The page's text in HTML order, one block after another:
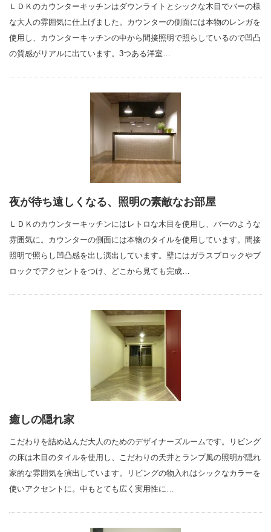
ＬＤＫのカウンターキッチンはダウンライトとシックな木目でバーの様
な大人の雰囲気に仕上げました。カウンターの側面には本物のレンガを
使用し、カウンターキッチンの中から間接照明で照らしているので凹凸
の質感がリアルに出ています。3つある洋室…
夜が待ち遠しくなる、照明の素敵なお部屋
ＬＤＫのカウンターキッチンにはレトロな木目を使用し、バーのような
雰囲気に。カウンターの側面には本物のタイルを使用しています。間接
照明で照らし凹凸感を出し演出しています。壁にはガラスブロックやブ
ロックでアクセントをつけ、どこから見ても完成…
癒しの隠れ家
こだわりを詰め込んだ大人のためのデザイナーズルームです。リビング
の床は木目のタイルを使用し、こだわりの天井とランプ風の照明が隠れ
家的な雰囲気を演出しています。リビングの物入れはシックなカラーを
使いアクセントに。中もとても広く実用性に…